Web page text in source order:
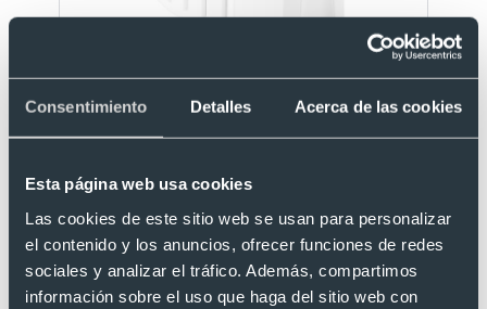
Consentimiento Detalles Acerca de las cookies
Esta página web usa cookies
Las cookies de este sitio web se usan para personalizar
el contenido y los anuncios, ofrecer funciones de redes
sociales y analizar el tráfico. Además, compartimos
información sobre el uso que haga del sitio web con
Adaptador de viaje de 2 polos con 2 puertos USB
Ref. 69324
Desde 19,04 €